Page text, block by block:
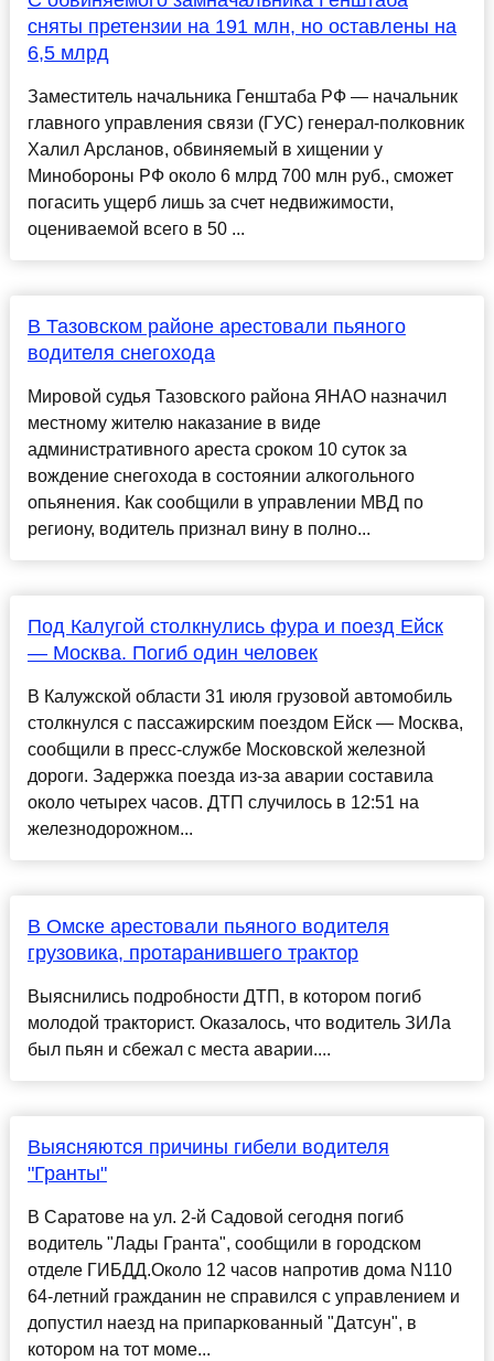
сняты претензии на 191 млн, но оставлены на
6,5 млрд
Заместитель начальника Генштаба РФ — начальник
главного управления связи (ГУС) генерал-полковник
Халил Арсланов, обвиняемый в хищении у
Минобороны РФ около 6 млрд 700 млн руб., сможет
погасить ущерб лишь за счет недвижимости,
оцениваемой всего в 50 ...
В Тазовском районе арестовали пьяного
водителя снегохода
Мировой судья Тазовского района ЯНАО назначил
местному жителю наказание в виде
административного ареста сроком 10 суток за
вождение снегохода в состоянии алкогольного
опьянения. Как сообщили в управлении МВД по
региону, водитель признал вину в полно...
Под Калугой столкнулись фура и поезд Ейск
— Москва. Погиб один человек
В Калужской области 31 июля грузовой автомобиль
столкнулся с пассажирским поездом Ейск — Москва,
сообщили в пресс-службе Московской железной
дороги. Задержка поезда из-за аварии составила
около четырех часов. ДТП случилось в 12:51 на
железнодорожном...
В Омске арестовали пьяного водителя
грузовика, протаранившего трактор
Выяснились подробности ДТП, в котором погиб
молодой тракторист. Оказалось, что водитель ЗИЛа
был пьян и сбежал с места аварии....
Выясняются причины гибели водителя
"Гранты"
В Саратове на ул. 2-й Садовой сегодня погиб
водитель "Лады Гранта", сообщили в городском
отделе ГИБДД.Около 12 часов напротив дома N110
64-летний гражданин не справился с управлением и
допустил наезд на припаркованный "Датсун", в
котором на тот моме...